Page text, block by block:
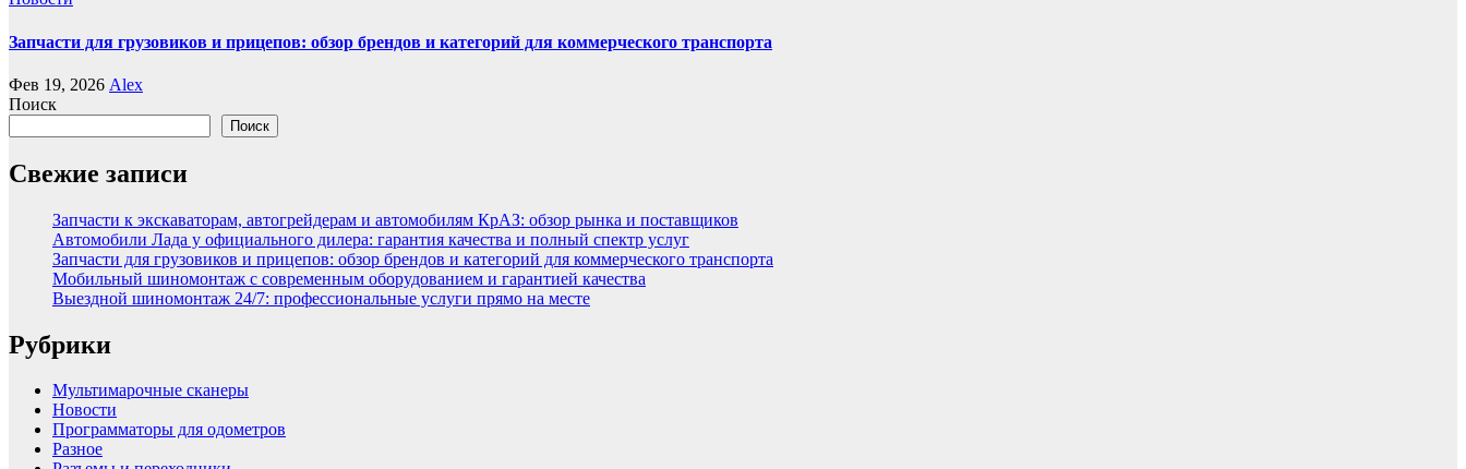
Запчасти для грузовиков и прицепов: обзор брендов и категорий для коммерческого транспорта
Фев 19, 2026 Alex
Поиск
Поиск
Свежие записи
Запчасти к экскаваторам, автогрейдерам и автомобилям КрАЗ: обзор рынка и поставщиков
Автомобили Лада у официального дилера: гарантия качества и полный спектр услуг
Запчасти для грузовиков и прицепов: обзор брендов и категорий для коммерческого транспорта
Мобильный шиномонтаж с современным оборудованием и гарантией качества
Выездной шиномонтаж 24/7: профессиональные услуги прямо на месте
Рубрики
Мультимарочные сканеры
Новости
Программаторы для одометров
Разное